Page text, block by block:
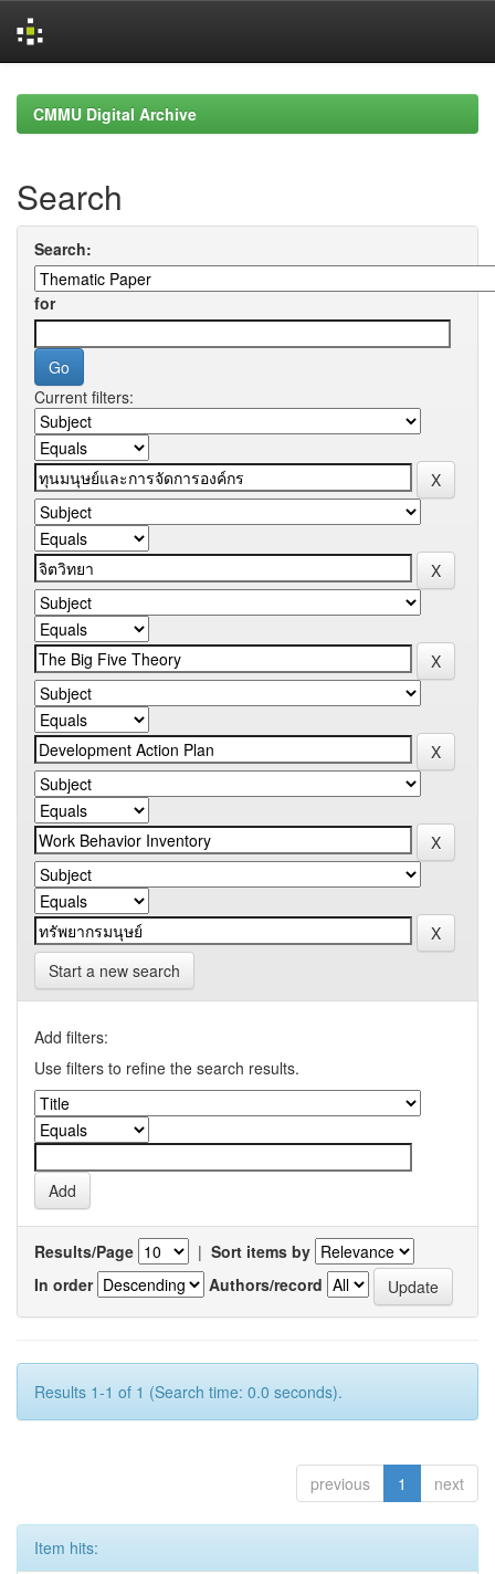
navigationCMMU Digital Archive
Search
Search:
for
Current filters:
Start a new search
Add filters:
Use filters to refine the search results.
Results/Page | Sort items by
In order
Authors/record
Results 1-1 of 1 (Search time: 0.0 seconds).
previous 1 next
Item hits: